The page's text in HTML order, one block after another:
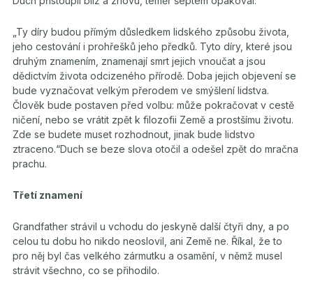
„Ty díry budou přímým důsledkem lidského způsobu života,
jeho cestování i prohřešků jeho předků. Tyto díry, které jsou
druhým znamením, znamenají smrt jejich vnoučat a jsou
dědictvím života odcizeného přírodě. Doba jejich objevení se
bude vyznačovat velkým přerodem ve smýšlení lidstva.
Člověk bude postaven před volbu: může pokračovat v cestě
ničení, nebo se vrátit zpět k filozofii Země a prostšímu životu.
Zde se budete muset rozhodnout, jinak bude lidstvo
ztraceno.“Duch se beze slova otočil a odešel zpět do mračna
prachu.
Třetí znamení
Grandfather strávil u vchodu do jeskyně další čtyři dny, a po
celou tu dobu ho nikdo neoslovil, ani Země ne. Říkal, že to
pro něj byl čas velkého zármutku a osamění, v němž musel
strávit všechno, co se přihodilo.